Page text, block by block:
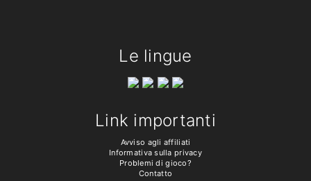
Le lingue
Link importanti
Avviso agli affiliati
Informativa sulla privacy
Problemi di gioco?
Contatto